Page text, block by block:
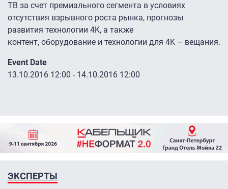
ТВ за счет премиального сегмента в условиях
отсутствия взрывного роста рынка, прогнозы
развития технологии 4K, а также
контент, оборудование и технологии для 4K – вещания.
Event Date
13.10.2016 12:00 - 14.10.2016 12:00
ЭКСПЕРТЫ